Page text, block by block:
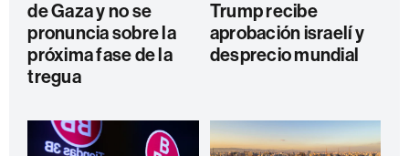
de Gaza y no se
pronuncia sobre la
próxima fase de la
tregua
Trump recibe
aprobación israelí y
desprecio mundial